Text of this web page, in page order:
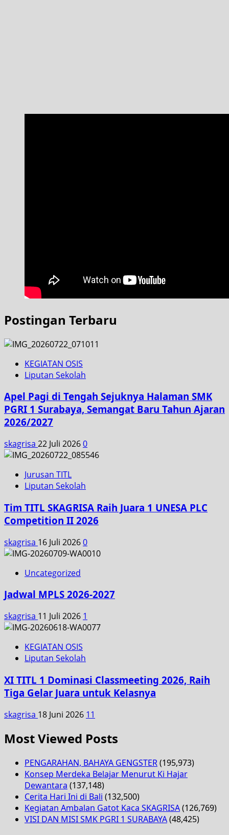
Postingan Terbaru
KEGIATAN OSIS
Liputan Sekolah
Apel Pagi di Tengah Sejuknya Halaman SMK
PGRI 1 Surabaya, Semangat Baru Tahun Ajaran
2026/2027
skagrisa 22 Juli 20260
Jurusan TITL
Liputan Sekolah
Tim TITL SKAGRISA Raih Juara 1 UNESA PLC
Competition II 2026
skagrisa 16 Juli 20260
Uncategorized
Jadwal MPLS 2026-2027
skagrisa 11 Juli 2026 1
KEGIATAN OSIS
Liputan Sekolah
XI TITL 1 Dominasi Classmeeting 2026, Raih
Tiga Gelar Juara untuk Kelasnya
skagrisa 18 Juni 2026 11
Most Viewed Posts
PENGARAHAN, BAHAYA GENGSTER(195,973)
Konsep Merdeka Belajar Menurut Ki Hajar
Dewantara (137,148)
Cerita Hari Ini di Bali (132,500)
Kegiatan Ambalan Gatot Kaca SKAGRISA(126,769)
VISI DAN MISI SMK PGRI 1 SURABAYA(48,425)